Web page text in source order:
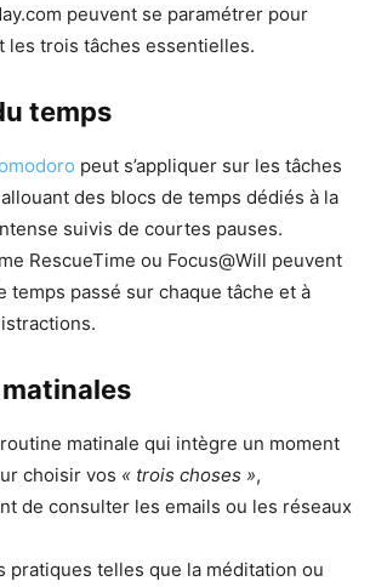
peuvent se paramétrer pour
les trois tâches essentielles.
temps
peut s’appliquer sur les tâches
des blocs de temps dédiés à la
suivis de courtes pauses.
RescueTime ou Focus@Will peuvent
temps passé sur chaque tâche et à
matinale qui intègre un moment
choisir vos « trois choses »,
de consulter les emails ou les réseaux
pratiques telles que la méditation ou